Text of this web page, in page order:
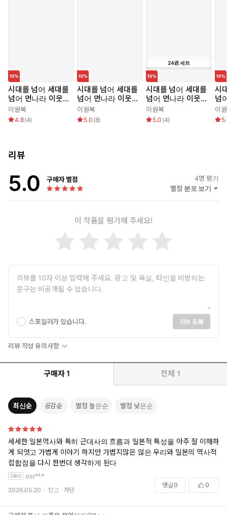
시대를 넘어 세대를
넘어 먼나라 이웃나
라 3 도이칠란트
이원복
4.8(4)
시대를 넘어 세대를
넘어 먼나라 이웃나
라 1 네덜란드
이원복
5.0 (8)
24권 세트
시대를 넘어 세대를
넘어 먼나라 이웃나
라 세트 (전 24권)
이원복
5.0 (4)
시
넘
라
이
리뷰
5.0 구매자 별점 4명 평가
별점 분포 보기
이 작품을 평가해 주세요!
스포일러가 있습니다. 리뷰 등록
리뷰 작성 유의사항
구매자 1 전체 1
최신순 공감순 별점 높은순 별점 낮은순
세세한 일본역사와 특히 근대사의 흐름과 일본적 특성을 아주 잘 이해하
게 되엇고 가볍게 이야기 하지만 가볍지많은 않은 우리와 일본의 역사적
접합점을 다시 한번더 생각하게 된다
osi***
2026.05.20 신고 차단
댓글0 0